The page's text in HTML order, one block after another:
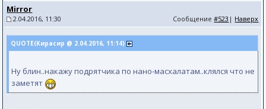
Mirror
2.04.2016, 11:30 Сообщение#523 | Наверх
QUOTE(Кирасир @ 2.04.2016, 11:14)
Ну блин..накажу подрятчика по нано-масхалатам..клялся что не
заметят